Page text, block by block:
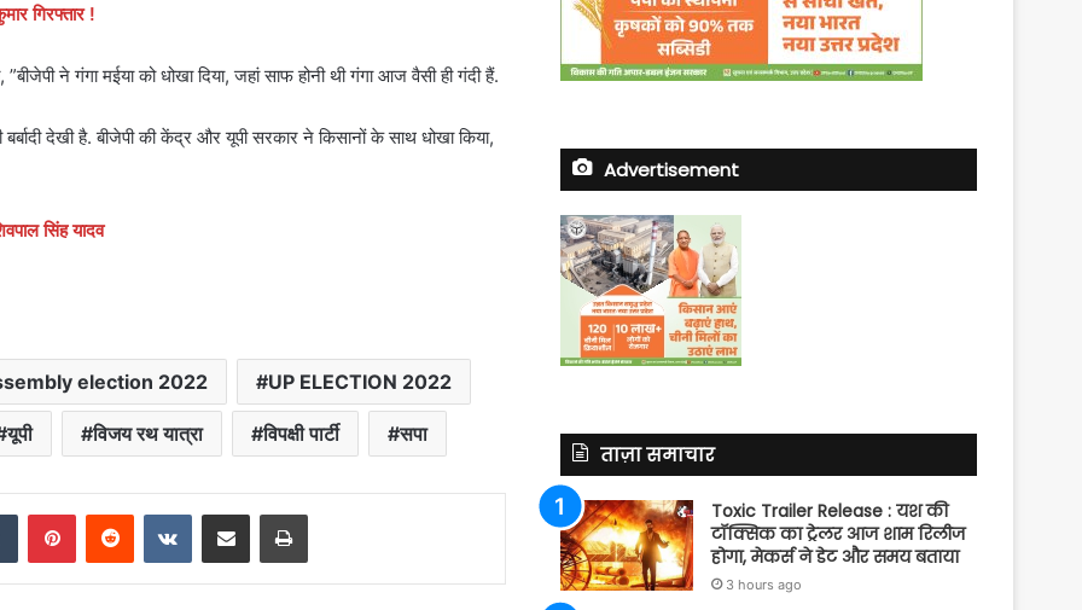
गिरफ्तार !
ने गंगा मईया को धोखा दिया, जहां साफ होनी थी गंगा आज वैसी ही गंदी हैं.
देखी है. बीजेपी की केंद्र और यूपी सरकार ने किसानों के साथ धोखा किया,
सिंह यादव
election 2022 UP ELECTION 2022
यूपी विजय रथ यात्रा विपक्षी पार्टी सपा
Tumblr PinterestReddit VKontakteShare via Email Print
Advertisement
ताज़ा समाचार
Toxic Trailer Release : यश की
टॉक्सिक का ट्रेलर आज शाम रिलीज
होगा, मेकर्स ने डेट और समय बताया
3 hours ago